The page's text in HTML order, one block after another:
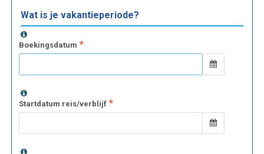
Wat is je vakantieperiode?
Boekingsdatum
Startdatum reis/verblijf